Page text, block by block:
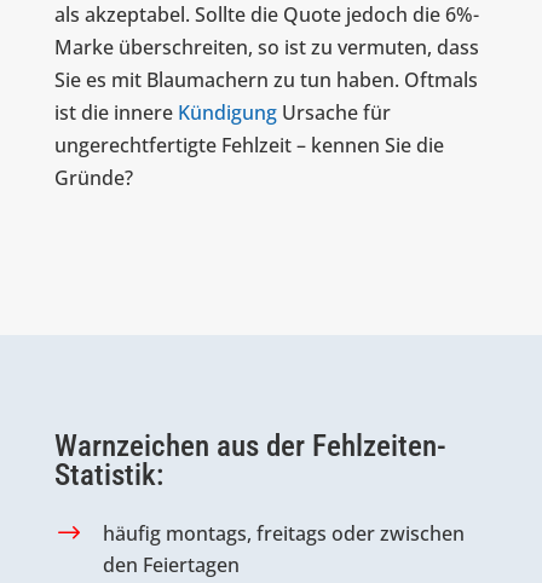
als akzeptabel. Sollte die Quote jedoch die 6%-
Marke überschreiten, so ist zu vermuten, dass
Sie es mit Blaumachern zu tun haben. Oftmals
ist die innere KündigungUrsache für
ungerechtfertigte Fehlzeit – kennen Sie die
Gründe?
Warnzeichen aus der Fehlzeiten-
Statistik:
häufig montags, freitags oder zwischen
den Feiertagen